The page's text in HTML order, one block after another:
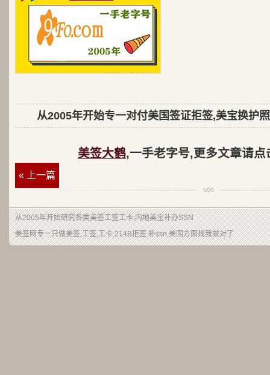
从2005年开始专一对付美国签证拒签,美宝换护
美签大鹤,一手老字号,更多文章请点
« 上一篇
从2005年开始研究各类美签工签工卡,内地美宝补办SSN
美签网专一只做美签,工签,工卡,214B拒签,补ssn,美国方面找我就对了